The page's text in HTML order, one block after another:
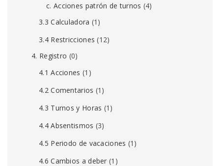
c. Acciones patrón de turnos (4)
3.3 Calculadora (1)
3.4 Restricciones (12)
4. Registro (0)
4.1 Acciones (1)
4.2 Comentarios (1)
4.3 Turnos y Horas (1)
4.4 Absentismos (3)
4.5 Periodo de vacaciones (1)
4.6 Cambios a deber (1)